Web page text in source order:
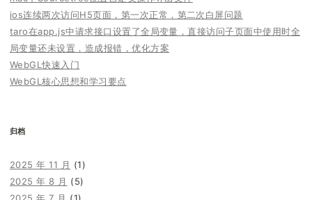
ios连续两次访问H5页面，第一次正常，第二次白屏问题
taro在app.js中请求接口设置了全局变量，直接访问子页面中使用时全
局变量还未设置，造成报错，优化方案
WebGL快速入门
WebGL核心思想和学习要点
归档
2025 年 11 月 (1)
2025 年 8 月 (5)